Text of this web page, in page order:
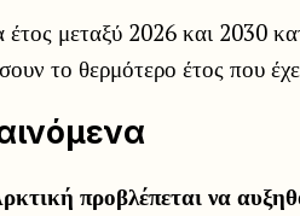
έτος μεταξύ 2026 και 2030
το θερμότερο έτος που
προβλέπεται να